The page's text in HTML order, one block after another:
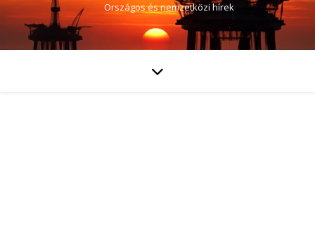
Országos és nemzetközi hírek